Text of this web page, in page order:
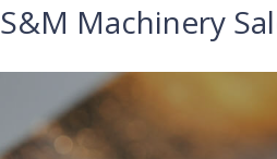
S&M Machinery